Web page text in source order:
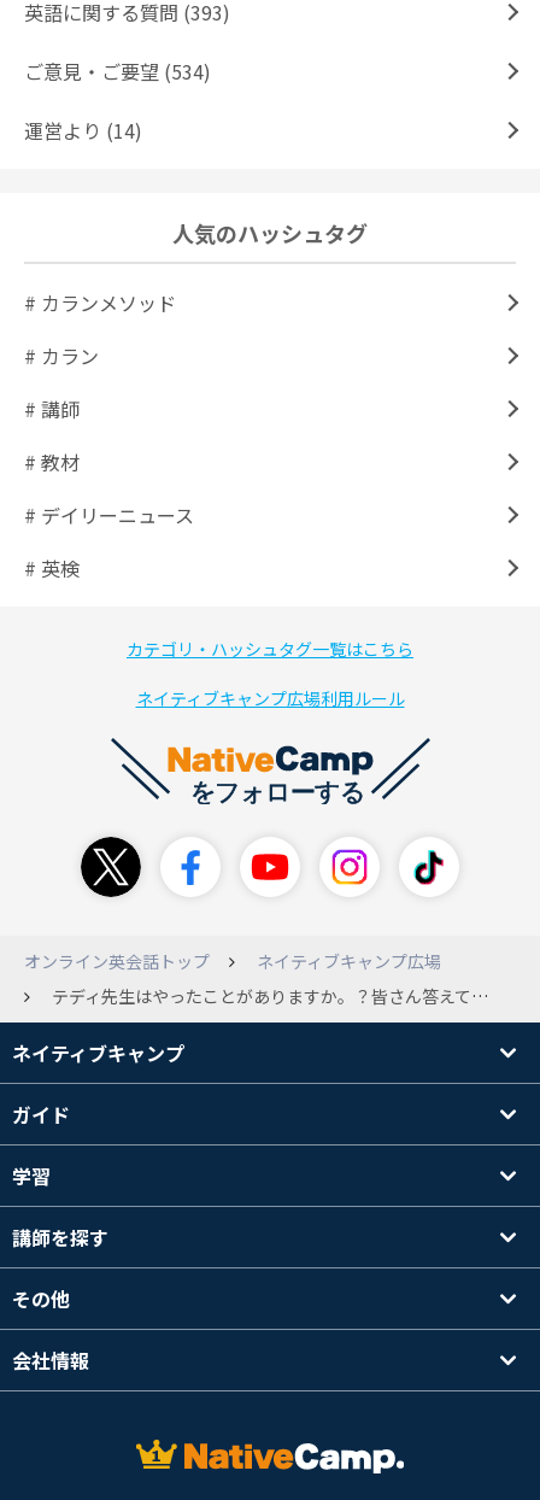
英語に関する質問 (393)
ご意見・ご要望 (534)
運営より (14)
人気のハッシュタグ
# カランメソッド
# カラン
# 講師
# 教材
# デイリーニュース
# 英検
カテゴリ・ハッシュタグ一覧はこちら
ネイティブキャンプ広場利用ルール
オンライン英会話トップ
ネイティブキャンプ広場
テディ先生はやったことがありますか。？皆さん答えてください。ちなみに僕は10回です。
ネイティブキャンプ
ガイド
学習
講師を探す
その他
会社情報